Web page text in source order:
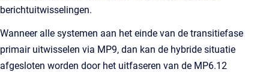
berichtuitwisselingen.
Wanneer alle systemen aan het einde van de transitiefase
primair uitwisselen via MP9, dan kan de hybride situatie
afgesloten worden door het uitfaseren van de MP6.12